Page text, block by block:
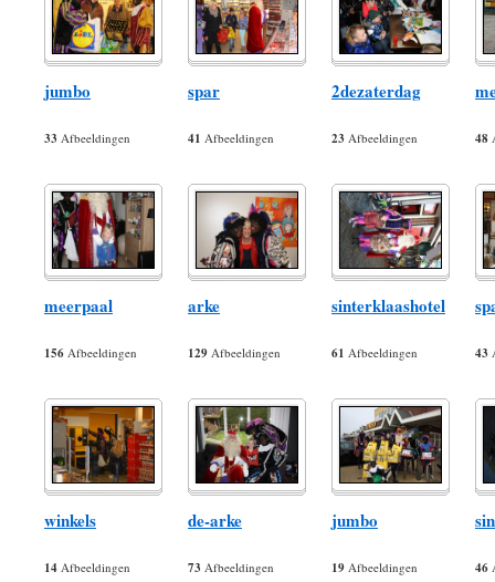
jumbo
33 Afbeeldingen
spar
41 Afbeeldingen
2dezaterdag
23 Afbeeldingen 48
meerpaal
156 Afbeeldingen
arke
129 Afbeeldingen
sinterklaashotel
61 Afbeeldingen 43
winkels
14 Afbeeldingen
de-arke
73 Afbeeldingen
jumbo
19 Afbeeldingen 46